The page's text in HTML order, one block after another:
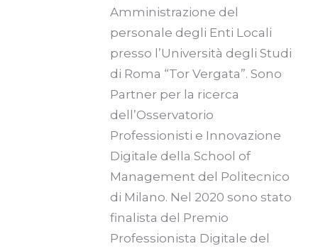
Amministrazione del
personale degli Enti Locali
presso l’Università degli Studi
di Roma “Tor Vergata”. Sono
Partner per la ricerca
dell’Osservatorio
Professionisti e Innovazione
Digitale della School of
Management del Politecnico
di Milano. Nel 2020 sono stato
finalista del Premio
Professionista Digitale del